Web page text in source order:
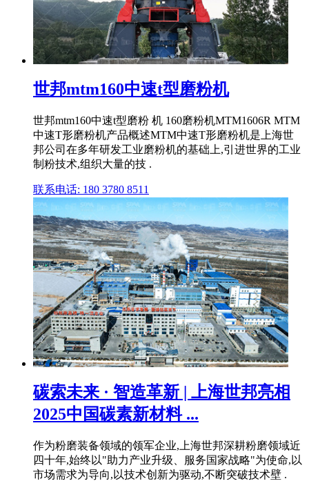
世邦mtm160中速t型磨粉机
世邦mtm160中速t型磨粉 机 160磨粉机MTM1606R MTM
中速T形磨粉机产品概述MTM中速T形磨粉机是上海世
邦公司在多年研发工业磨粉机的基础上,引进世界的工业
制粉技术,组织大量的技 .
联系电话: 180 3780 8511
碳索未来 · 智造革新 | 上海世邦亮相
2025中国碳素新材料 ...
作为粉磨装备领域的领军企业,上海世邦深耕粉磨领域近
四十年,始终以"助力产业升级、服务国家战略"为使命,以
市场需求为导向,以技术创新为驱动,不断突破技术壁 .